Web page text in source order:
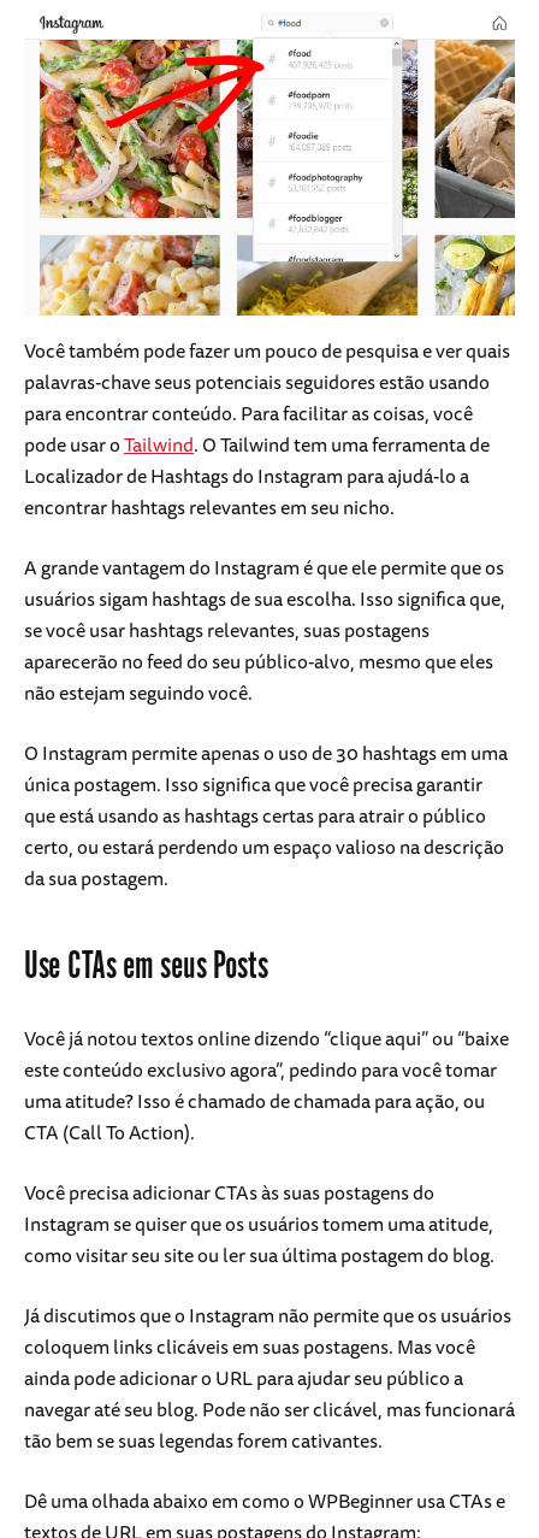
Você também pode fazer um pouco de pesquisa e ver quais
palavras-chave seus potenciais seguidores estão usando
para encontrar conteúdo. Para facilitar as coisas, você
pode usar oTailwind. O Tailwind tem uma ferramenta de
Localizador de Hashtags do Instagram para ajudá-lo a
encontrar hashtags relevantes em seu nicho.
A grande vantagem do Instagram é que ele permite que os
usuários sigam hashtags de sua escolha. Isso significa que,
se você usar hashtags relevantes, suas postagens
aparecerão no feed do seu público-alvo, mesmo que eles
não estejam seguindo você.
O Instagram permite apenas o uso de 30 hashtags em uma
única postagem. Isso significa que você precisa garantir
que está usando as hashtags certas para atrair o público
certo, ou estará perdendo um espaço valioso na descrição
da sua postagem.
Use CTAs em seus Posts
Você já notou textos online dizendo “clique aqui” ou “baixe
este conteúdo exclusivo agora”, pedindo para você tomar
uma atitude? Isso é chamado de chamada para ação, ou
CTA (Call To Action).
Você precisa adicionar CTAs às suas postagens do
Instagram se quiser que os usuários tomem uma atitude,
como visitar seu site ou ler sua última postagem do blog.
Já discutimos que o Instagram não permite que os usuários
coloquem links clicáveis em suas postagens. Mas você
ainda pode adicionar o URL para ajudar seu público a
navegar até seu blog. Pode não ser clicável, mas funcionará
tão bem se suas legendas forem cativantes.
Dê uma olhada abaixo em como o WPBeginner usa CTAs e